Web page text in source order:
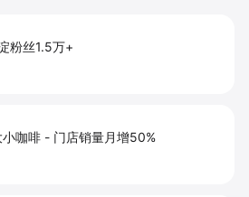
粉丝1.5万+
咖啡 - 门店销量月增50%